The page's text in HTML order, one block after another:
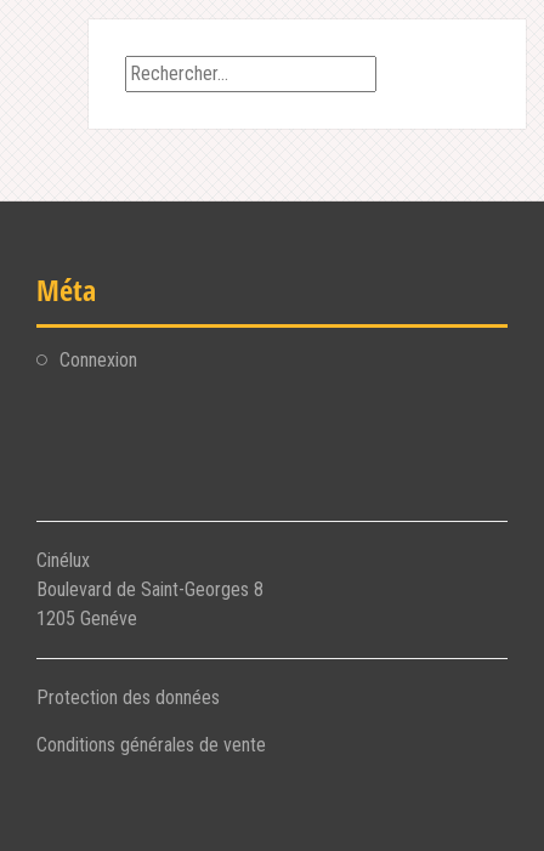
Rechercher :
Méta
Connexion
Cinélux
Boulevard de Saint-Georges 8
1205 Genéve
Protection des données
Conditions générales de vente